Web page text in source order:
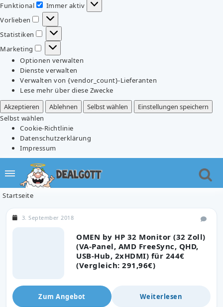
Funktional
Funktional
Immer aktiv
Vorlieben
Vorlieben
Statistiken
Statistiken
Marketing
Marketing
Optionen verwalten
Dienste verwalten
Verwalten von {vendor_count}-Lieferanten
Lese mehr über diese Zwecke
Akzeptieren
Ablehnen Selbst wählen
Einstellungen speichern
Selbst wählen
Cookie-Richtlinie
Datenschutzerklärung
Impressum
Startseite
OMEN by HP 32 Monitor (32 Zoll)
(VA-Panel, AMD FreeSync, QHD,
USB-Hub, 2xHDMI) für 244€
(Vergleich: 291,96€)
3. September 2018
Zum Angebot Weiterlesen